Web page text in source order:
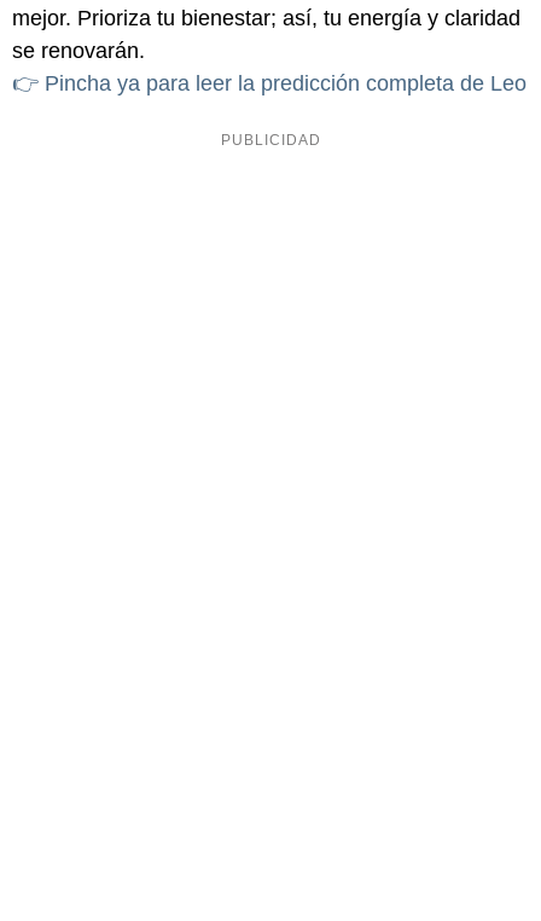
mejor. Prioriza tu bienestar; así, tu energía y claridad
se renovarán.
👉 Pincha ya para leer la predicción completa de Leo